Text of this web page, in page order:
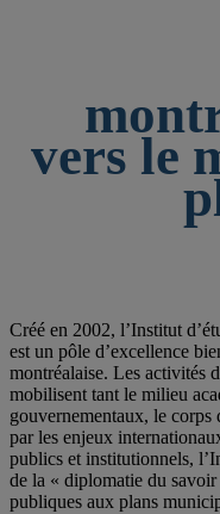
vers le
Créé en 2002, l’Institut
est un pôle d’excellence
montréalaise. Les activités
mobilisent tant le milieu
gouvernementaux, le corps
par les enjeux
publics et institutionnels,
de la « diplomatie du
publiques aux plans